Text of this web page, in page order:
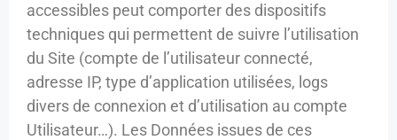
accessibles peut comporter des dispositifs
techniques qui permettent de suivre l’utilisation
du Site (compte de l’utilisateur connecté,
adresse IP, type d’application utilisées, logs
divers de connexion et d’utilisation au compte
Utilisateur…). Les Données issues de ces